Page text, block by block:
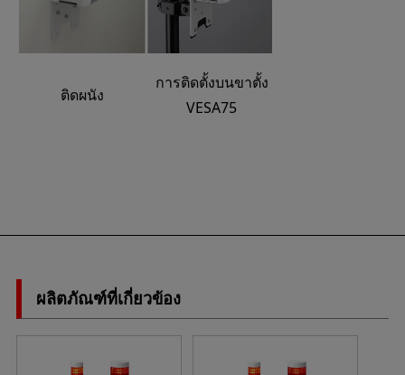
ติดผนัง
การติดตั้งบนขาตั้ง
VESA75
ผลิตภัณฑ์ที่เกี่ยวข้อง